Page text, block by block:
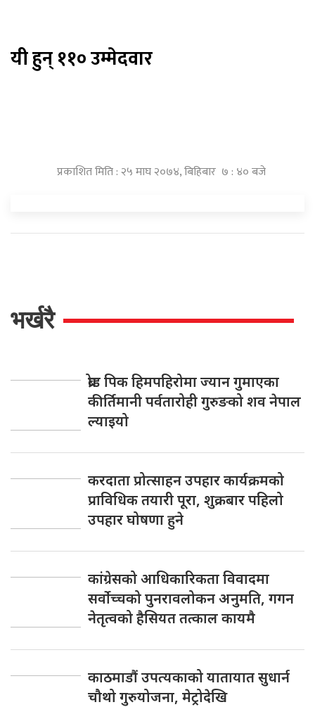
यी हुन् ११० उम्मेदवार
प्रकाशित मिति : २५ माघ २०७४, बिहिबार ७ : ४० बजे
भर्खरै
ब्रोड पिक हिमपहिरोमा ज्यान गुमाएका
कीर्तिमानी पर्वतारोही गुरुङको शव नेपाल
ल्याइयो
करदाता प्रोत्साहन उपहार कार्यक्रमको
प्राविधिक तयारी पूरा, शुक्रबार पहिलो
उपहार घोषणा हुने
कांग्रेसको आधिकारिकता विवादमा
सर्वोच्चको पुनरावलोकन अनुमति, गगन
नेतृत्वको हैसियत तत्काल कायमै
काठमाडौं उपत्यकाको यातायात सुधार्न
चौथो गुरुयोजना, मेट्रोदेखि